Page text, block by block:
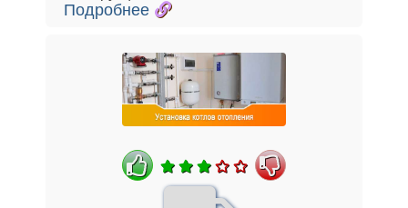
Подробнее